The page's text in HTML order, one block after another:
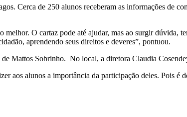
Cerca de 250 alunos receberam as informações de
O cartaz pode até ajudar, mas ao surgir dúvida,
aprendendo seus direitos e deveres”, pontuou.
Mattos Sobrinho. No local, a diretora Claudia
aos alunos a importância da participação deles. Pois é